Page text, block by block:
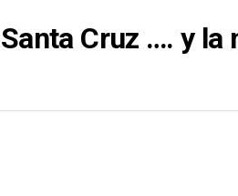
Cruz …. y la